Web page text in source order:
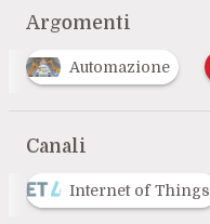
Argomenti
Automazione
Canali
Internet of Things